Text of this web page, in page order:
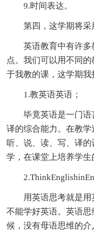
9.时间表达。
第四，这学期将
英语教育中有许
点。我们可以用不同
于我教的课，这学期我
1.教英语英语；
毕竟英语是一门语
译的综合能力。在教
听、说、读、写、译
学，在课堂上培养学生
用英语思考就是
不能学好英语。英语
候，没有母语思维的